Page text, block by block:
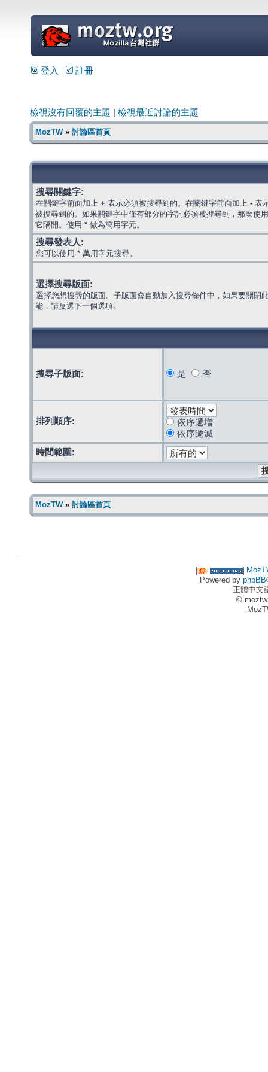
=
登入 註冊
檢視沒有回覆的主題 檢視最近討論的主題
MozTW» 討論區首頁
搜尋關鍵字:
在關鍵字前面加上 + 表示必須被搜尋到的。在關鍵字前面加上 - 表
被搜尋到的。如果關鍵字中僅有部分的字詞必須被搜尋到，那麼使
它隔開。使用 * 做為萬用字元。
搜尋發表人:
您可以使用 * 萬用字元搜尋。
選擇搜尋版面:
選擇您想搜尋的版面。子版面會自動加入搜尋條件中，如果要關閉
能，請反選下一個選項。
搜尋子版面: 是 否
排列順序:
依序遞增
依序遞減
時間範圍:
MozTW» 討論區首頁
Powered by phpBB
正體中文
©